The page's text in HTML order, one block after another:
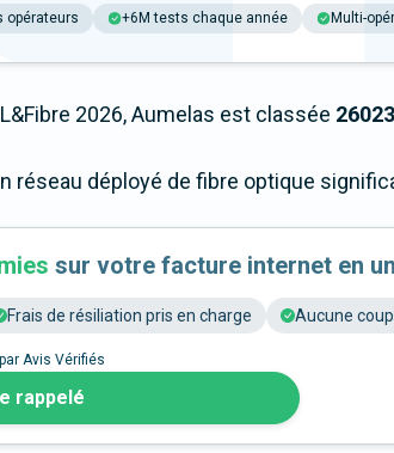
opérateurs +6M tests chaque année Multi-
2026, Aumelas est classée 26023
réseau déployé de fibre optique
sur votre facture internet en
Frais de résiliation pris en charge Aucune
Avis Vérifiés
rappelé